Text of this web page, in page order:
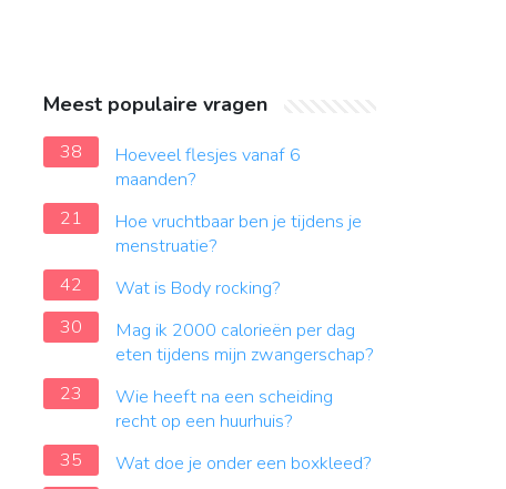
Meest populaire vragen
38
Hoeveel flesjes vanaf 6
maanden?
21
Hoe vruchtbaar ben je tijdens je
menstruatie?
42
Wat is Body rocking?
30
Mag ik 2000 calorieën per dag
eten tijdens mijn zwangerschap?
23
Wie heeft na een scheiding
recht op een huurhuis?
35
Wat doe je onder een boxkleed?